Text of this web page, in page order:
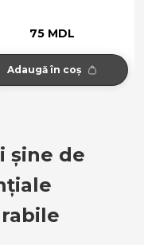
75 MDL
Adaugă în coș
șine de